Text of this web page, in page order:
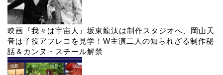
映画『我々は宇宙人』坂東龍汰は制作スタジオへ、岡山天
音は子役アフレコを見学！W主演二人の知られざる制作秘
話＆カンヌ・スチール解禁